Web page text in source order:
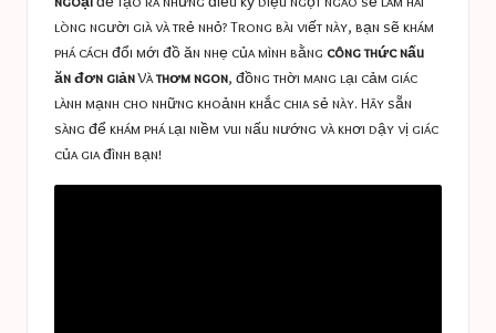
lòng người già và trẻ nhỏ? Trong bài viết này, bạn sẽ khám
phá cách đổi mới đồ ăn nhẹ của mình bằng công thức nấu
ăn đơn giảnVàthơm ngon, đồng thời mang lại cảm giác
lành mạnh cho những khoảnh khắc chia sẻ này. Hãy sẵn
sàng để khám phá lại niềm vui nấu nướng và khơi dậy vị giác
của gia đình bạn!